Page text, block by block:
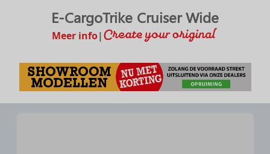
E-CargoTrike Cruiser Wide
Meer info|